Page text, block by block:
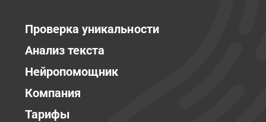
Проверка уникальности
Анализ текста
Нейропомощник
Компания
Тарифы